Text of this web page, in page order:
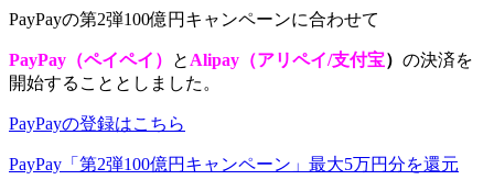
PayPayの第2弾100億円キャンペーンに合わせて
PayPay（ペイペイ） と Alipay（アリペイ/支付宝） の決済を
開始することとしました。
PayPayの登録はこちら
PayPay「第2弾100億円キャンペーン」最大5万円分を還元